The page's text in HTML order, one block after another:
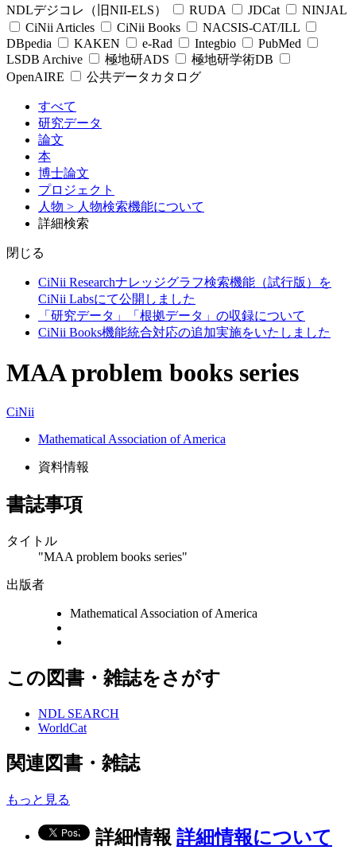
NDLデジコレ（旧NII-ELS）
RUDA JDCat
NINJAL
CiNii Articles
CiNii Books
NACSIS-CAT/ILL
DBpedia
KAKEN e-Rad Integbio
PubMed
LSDB Archive
極地研ADS
極地研学術DB
OpenAIRE
公共データカタログ
すべて
研究データ
論文
本
博士論文
プロジェクト
人物 > 人物検索機能について
詳細検索
閉じる
CiNii Researchナレッジグラフ検索機能（試行版）を
CiNii Labsにて公開しました
「研究データ」「根拠データ」の収録について
CiNii Books機能統合対応の追加実施をいたしました
MAA problem books series
CiNii
Mathematical Association of America
資料情報
書誌事項
タイトル
"MAA problem books series"
出版者
Mathematical Association of America
この図書・雑誌をさがす
NDL SEARCH
WorldCat
関連図書・雑誌
もっと見る
詳細情報 詳細情報について